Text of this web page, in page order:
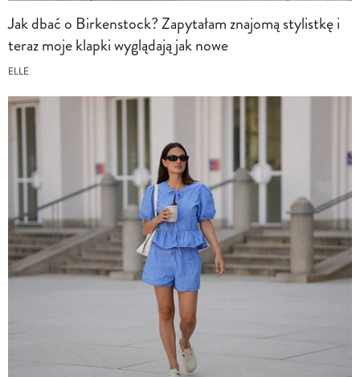
Jak dbać o Birkenstock? Zapytałam znajomą stylistkę i
teraz moje klapki wyglądają jak nowe
ELLE